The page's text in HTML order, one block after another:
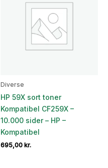
Diverse
HP 59X sort toner
Kompatibel CF259X –
10.000 sider – HP –
Kompatibel
695,00 kr.